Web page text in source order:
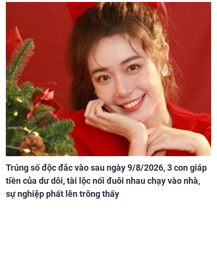
Trúng số độc đắc vào sau ngày 9/8/2026, 3 con giáp
tiền của dư dôi, tài lộc nối đuôi nhau chạy vào nhà,
sự nghiệp phất lên trông thấy